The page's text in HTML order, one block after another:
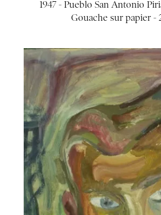
1947 - Pueblo San Antonio
Gouache sur papier -